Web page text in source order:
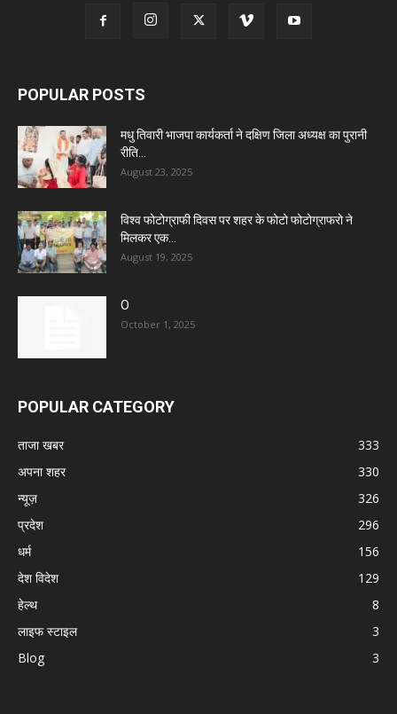
POPULAR POSTS
मधु तिवारी भाजपा कार्यकर्ता ने दक्षिण जिला अध्यक्ष का पुरानी
रीति...
August 23, 2025
विश्व फोटोग्राफी दिवस पर शहर के फोटो फोटोग्राफरो ने
मिलकर एक...
August 19, 2025
O
October 1, 2025
POPULAR CATEGORY
ताजा खबर
333
अपना शहर
330
न्यूज़
326
प्रदेश
296
धर्म
156
देश विदेश
129
हेल्थ
8
लाइफ स्टाइल
3
Blog
3